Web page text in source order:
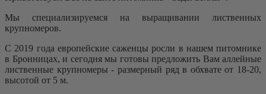
Мы специализируемся на выращивании лиственных
крупномеров.
С 2019 года европейские саженцы росли в нашем питомнике
в Бронницах, и сегодня мы готовы предложить Вам аллейные
лиственные крупномеры - размерный ряд в обхвате от 18-20,
высотой от 5 м.